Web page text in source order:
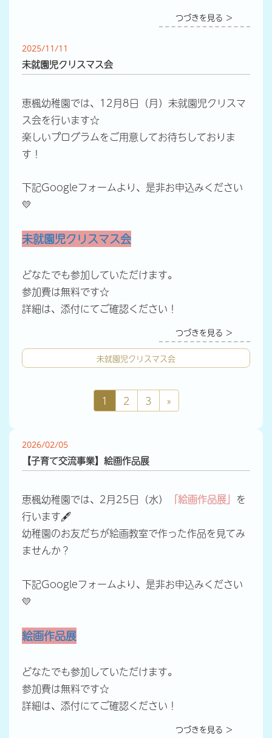
つづきを見る ＞
2025/11/11
未就園児クリスマス会
恵楓幼稚園では、12月8日（月）未就園児クリスマ
ス会を行います☆
楽しいプログラムをご用意してお待ちしておりま
す！
下記Googleフォームより、是非お申込みください
💛
未就園児クリスマス会
どなたでも参加していただけます。
参加費は無料です☆
詳細は、添付にてご確認ください！
つづきを見る ＞
未就園児クリスマス会
1 2 3 »
2026/02/05
【子育て交流事業】絵画作品展
恵楓幼稚園では、2月25日（水） 「絵画作品展」 を
行います🖋
幼稚園のお友だちが絵画教室で作った作品を見てみ
ませんか？
下記Googleフォームより、是非お申込みください
💛
絵画作品展
どなたでも参加していただけます。
参加費は無料です☆
詳細は、添付にてご確認ください！
つづきを見る ＞